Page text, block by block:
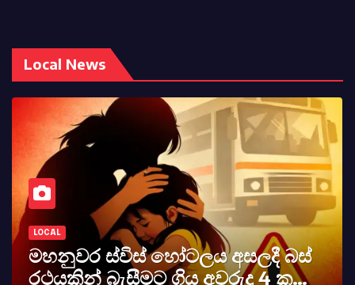
Local News
LOCAL
මහනුවර ස්විස් හෝටලය අසලදී බස්
රථයකින් බැසීමට ගිය අවරුදු 4 ක